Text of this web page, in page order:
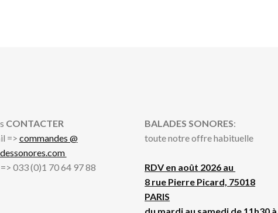
CONTACTER
=> commandes @
033 (0)1 70 64 97 88
BALADES SONORES:
toute notre offre habituelle
RDV en août 2026 au
8 rue Pierre Picard, 75018
PARIS